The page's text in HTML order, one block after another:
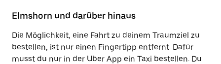
Elmshorn und darüber hinaus
Die Möglichkeit, eine Fahrt zu deinem Traumziel zu
bestellen, ist nur einen Fingertipp entfernt. Dafür
musst du nur in der Uber App ein Taxi bestellen. Du